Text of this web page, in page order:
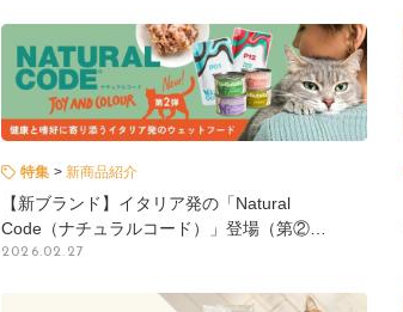
特集 新商品紹介
【新ブランド】イタリア発の「Natural
Code（ナチュラルコード）」登場（第②…
2026.02.27